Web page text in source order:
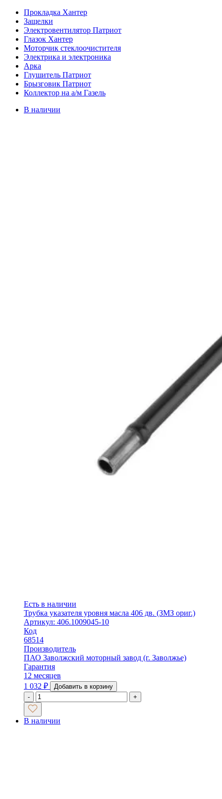
Прокладка Хантер
Защелки
Электровентилятор Патриот
Глазок Хантер
Моторчик стеклоочистителя
Электрика и электроника
Арка
Глушитель Патриот
Брызговик Патриот
Коллектор на а/м Газель
В наличии
Есть в наличии
Трубка указателя уровня масла 406 дв. (ЗМЗ ориг.)
Артикул: 406.1009045-10
Код
68514
Производитель
ПАО Заволжский моторный завод (г. Заволжье)
Гарантия
12 месяцев
1 032 ₽
Добавить в корзину
-
+
В наличии